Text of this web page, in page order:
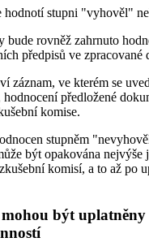
hodnotí stupni "vyhověl"
bude rovněž zahrnuto
předpisů ve zpracované
záznam, ve kterém se
předložené
komise.
stupněm
být opakována nejvýše
komisí, a to až po
mohou být